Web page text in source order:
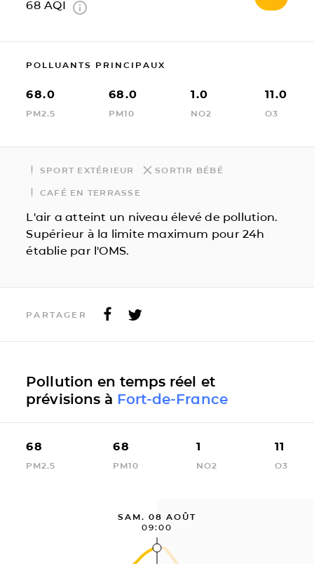
68 AQI
POLLUANTS PRINCIPAUX
68.0
PM2.5
68.0
PM10
1.0
NO2
11.0
O3
SPORT EXTÉRIEUR SORTIR BÉBÉ
CAFÉ EN TERRASSE
L'air a atteint un niveau élevé de pollution.
Supérieur à la limite maximum pour 24h
établie par l'OMS.
PARTAGER
Pollution en temps réel et
prévisions à Fort-de-France
68
PM2.5
68
PM10
1
NO2
11
O3
SAM. 08 AOÛT
09:00